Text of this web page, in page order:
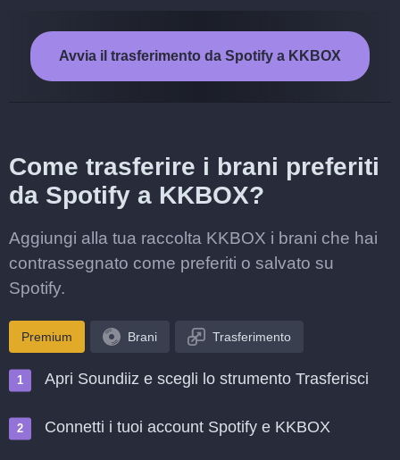
Avvia il trasferimento da Spotify a KKBOX
Come trasferire i brani preferiti
da Spotify a KKBOX?
Aggiungi alla tua raccolta KKBOX i brani che hai
contrassegnato come preferiti o salvato su
Spotify.
Premium Brani Trasferimento
Apri Soundiiz e scegli lo strumento Trasferisci
Connetti i tuoi account Spotify e KKBOX